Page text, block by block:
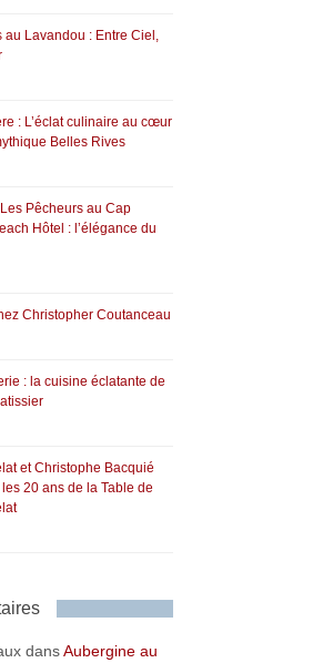
au Lavandou : Entre Ciel,
: L’éclat culinaire au cœur
Belles Rives
Pêcheurs au Cap
Hôtel : l’élégance du
Christopher Coutanceau
: la cuisine éclatante de
et Christophe Bacquié
20 ans de la Table de
dansAubergine au